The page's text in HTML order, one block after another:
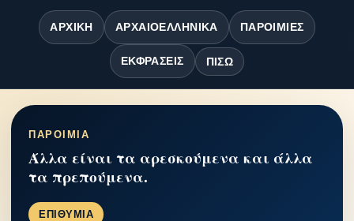
ΑΡΧΙΚΉ ΑΡΧΑΙΟΕΛΛΗΝΙΚΆ ΠΑΡΟΙΜΊΕΣ
ΕΚΦΡΆΣΕΙΣ ΠΊΣΩ
ΠΑΡΟΙΜΙΑ
Άλλα είναι τα αρεσκούμενα και άλλα
τα πρεπούμενα.
ΕΠΙΘΥΜΙΑ